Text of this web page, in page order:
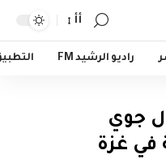
أأ
راديو الرشيد FM
جوي
في غزة